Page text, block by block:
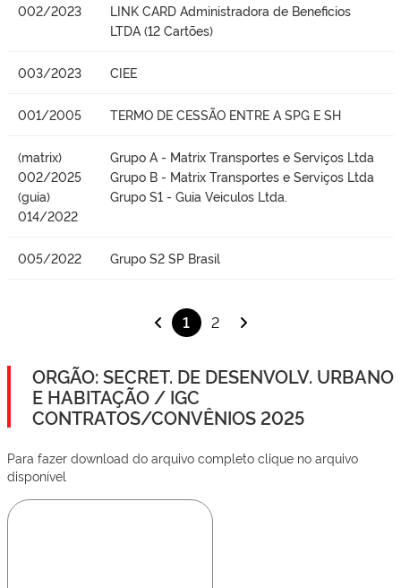
002/2023
LINK CARD Administradora de Beneficios
LTDA (12 Cartões)
003/2023 CIEE
001/2005 TERMO DE CESSÃO ENTRE A SPG E SH
(matrix)
002/2025
(guia)
014/2022
Grupo A - Matrix Transportes e Serviços Ltda
Grupo B - Matrix Transportes e Serviços Ltda
Grupo S1 - Guia Veiculos Ltda.
005/2022 Grupo S2 SP Brasil
1 2
ORGÃO: SECRET. DE DESENVOLV. URBANO
E HABITAÇÃO / IGC
CONTRATOS/CONVÊNIOS 2025
Para fazer download do arquivo completo clique no arquivo
disponível